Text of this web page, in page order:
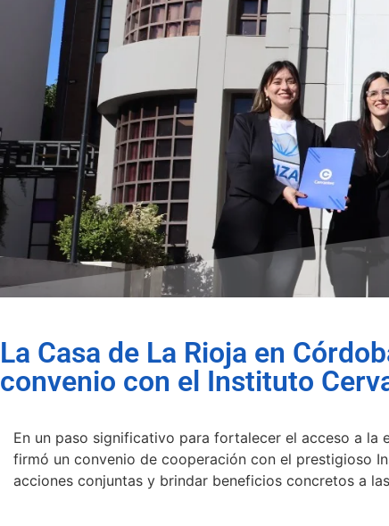
La Casa de La Rioja en
convenio con el Instituto
En un paso significativo para fortalecer el acceso a la
firmó un convenio de cooperación con el prestigioso
acciones conjuntas y brindar beneficios concretos a